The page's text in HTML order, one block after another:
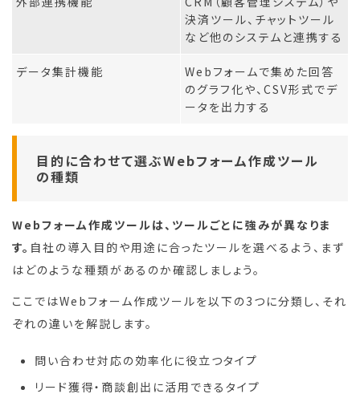
決済ツール、チャットツール
など他のシステムと連携する
データ集計機能
Webフォームで集めた回答
のグラフ化や、CSV形式でデ
ータを出力する
目的に合わせて選ぶWebフォーム作成ツール
の種類
Webフォーム作成ツールは、ツールごとに強みが異なりま
す。 自社の導入目的や用途に合ったツールを選べるよう、まず
はどのような種類があるのか確認しましょう。
ここではWebフォーム作成ツールを以下の3つに分類し、それ
ぞれの違いを解説します。
問い合わせ対応の効率化に役立つタイプ
リード獲得・商談創出に活用できるタイプ